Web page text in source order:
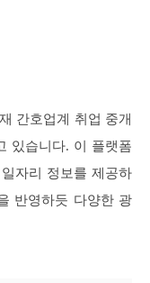
간호업계 취업 중개
있습니다. 이 플랫폼
자리 정보를 제공하
반영하듯 다양한 광